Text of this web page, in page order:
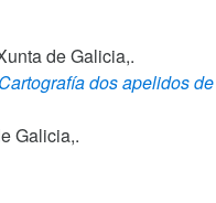
de Galicia,.
Cartografía dos apelidos
Galicia,.